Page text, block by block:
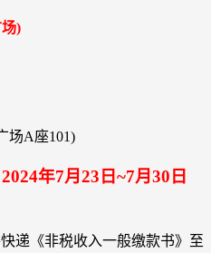
)
场A座101)
2024年7月23日~7月30日
递《非税收入一般缴款书》至